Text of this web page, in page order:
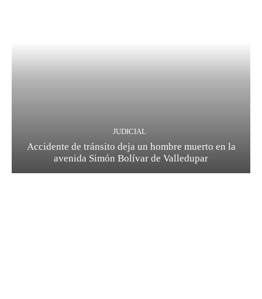
JUDICIAL
Accidente de tránsito deja un hombre muerto en la
avenida Simón Bolívar de Valledupar